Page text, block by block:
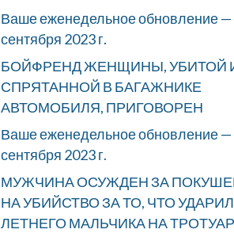
Ваше еженедельное обновление —
сентября 2023 г.
БОЙФРЕНД ЖЕНЩИНЫ, УБИТОЙ
СПРЯТАННОЙ В БАГАЖНИКЕ
АВТОМОБИЛЯ, ПРИГОВОРЕН
Ваше еженедельное обновление —
сентября 2023 г.
МУЖЧИНА ОСУЖДЕН ЗА
НА УБИЙСТВО ЗА ТО, ЧТО УДАРИЛ
ЛЕТНЕГО МАЛЬЧИКА НА ТРОТУАР